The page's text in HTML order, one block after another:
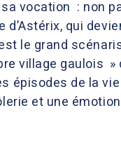
vocation : non
d’Astérix, qui
le grand
village gaulois
épisodes de la
et une